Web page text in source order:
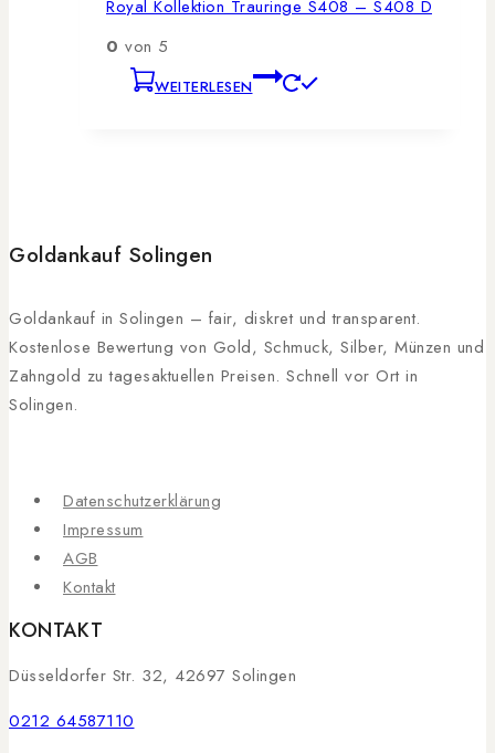
Royal Kollektion Trauringe S408 – S408 D
0 von 5
WEITERLESEN
Goldankauf Solingen
Goldankauf in Solingen – fair, diskret und transparent.
Kostenlose Bewertung von Gold, Schmuck, Silber, Münzen und
Zahngold zu tagesaktuellen Preisen. Schnell vor Ort in
Solingen.
Datenschutzerklärung
Impressum
AGB
Kontakt
KONTAKT
Düsseldorfer Str. 32, 42697 Solingen
0212 64587110